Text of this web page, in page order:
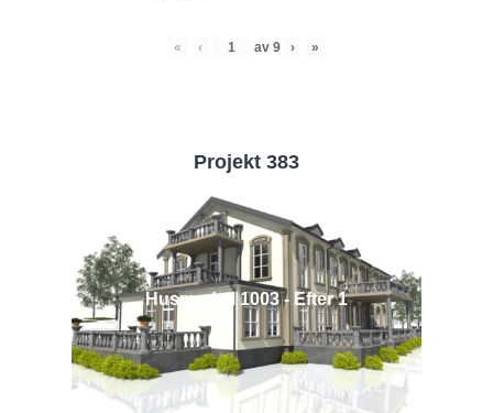
« ‹ av 9 › »
Projekt 383
Husmodell 1003 - Efter 1